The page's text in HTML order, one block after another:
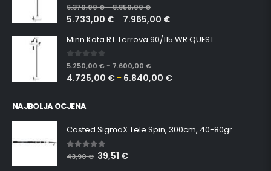
0 out of 5
6.370,00€–8.850,00€
5.733,00 € – 7.965,00 €
Minn Kota RT Terrova 90/115 WR QUEST
0 out of 5
5.250,00€–7.600,00€
4.725,00 € – 6.840,00 €
NAJBOLJA OCJENA
Casted SigmaX Tele Spin, 300cm, 40-80gr
5.00 out of 5
43,90€ 39,51 €